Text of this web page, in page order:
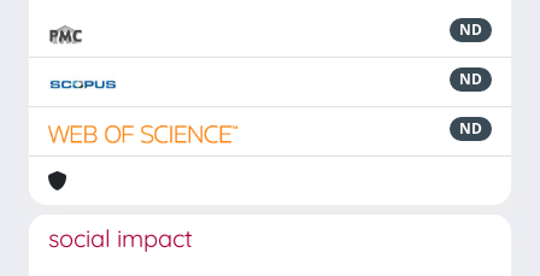
ND
ND
ND
social impact